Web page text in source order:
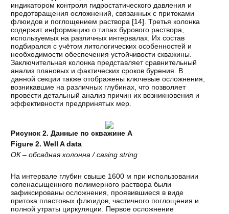
индикатором контроля гидростатического давления и
предотвращения осложнений, связанных с притоками
флюидов и поглощением раствора [14]. Третья колонка
содержит информацию о типах бурового раствора,
используемых на различных интервалах. Их состав
подбирался с учётом литологических особенностей и
необходимости обеспечения устойчивости скважины.
Заключительная колонка представляет сравнительный
анализ плановых и фактических сроков бурения. В
данной секции также отображены ключевые осложнения,
возникавшие на различных глубинах, что позволяет
провести детальный анализ причин их возникновения и
эффективности предпринятых мер.
Рисунок 2. Данные по скважине А
Figure 2.Well A data
ОК– обсаднаяколонна / casing string
На интервале глубин свыше 1600 м при использовании
соленасыщенного полимерного раствора были
зафиксированы осложнения, проявившиеся в виде
притока пластовых флюидов, частичного поглощения и
полной утраты циркуляции. Первое осложнение